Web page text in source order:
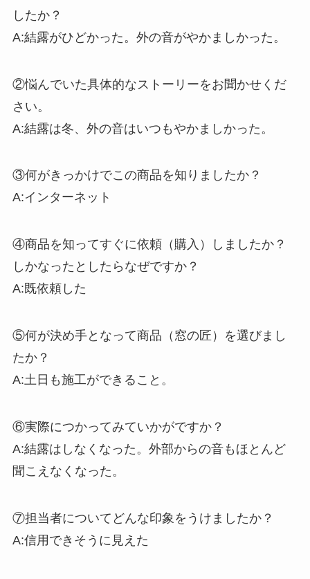
したか？
A:結露がひどかった。外の音がやかましかった。
②悩んでいた具体的なストーリーをお聞かせくだ
さい。
A:結露は冬、外の音はいつもやかましかった。
③何がきっかけでこの商品を知りましたか？
A:インターネット
④商品を知ってすぐに依頼（購入）しましたか？
しかなったとしたらなぜですか？
A:既依頼した
⑤何が決め手となって商品（窓の匠）を選びまし
たか？
A:土日も施工ができること。
⑥実際につかってみていかがですか？
A:結露はしなくなった。外部からの音もほとんど
聞こえなくなった。
⑦担当者についてどんな印象をうけましたか？
A:信用できそうに見えた